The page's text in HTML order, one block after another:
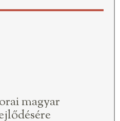
magyar